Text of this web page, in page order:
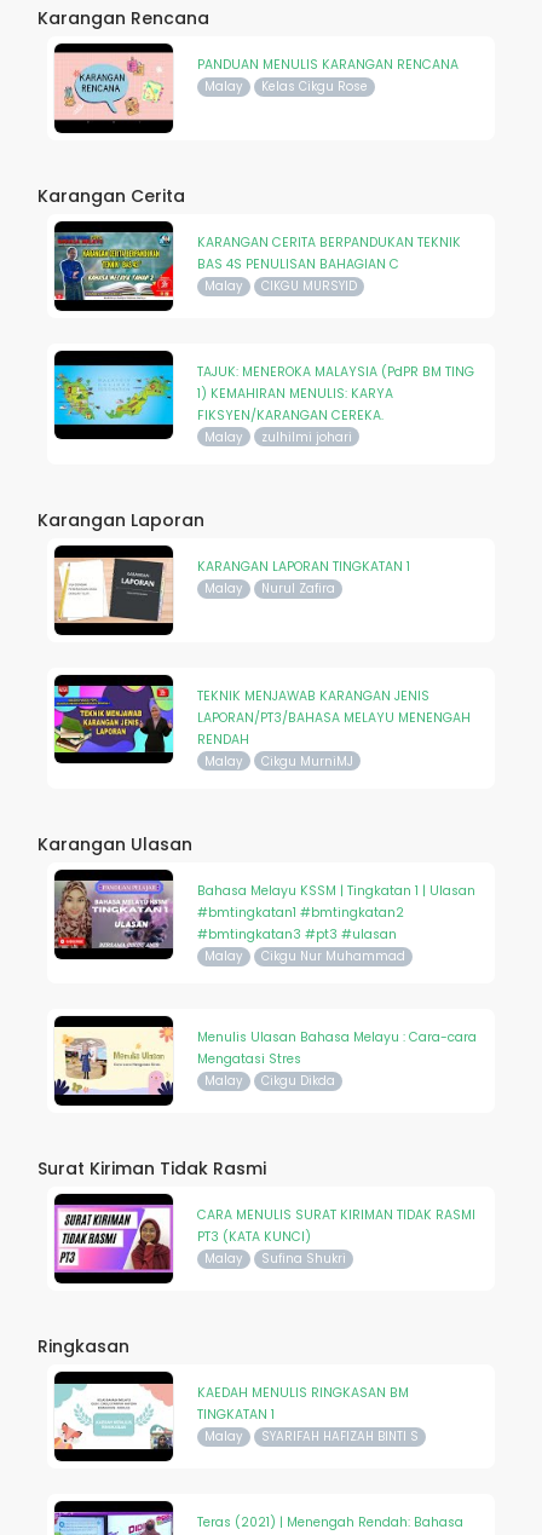
Karangan Rencana
PANDUAN MENULIS KARANGAN RENCANA
Malay Kelas Cikgu Rose
Karangan Cerita
KARANGAN CERITA BERPANDUKAN TEKNIK
BAS 4S PENULISAN BAHAGIAN C
Malay CIKGU MURSYID
TAJUK: MENEROKA MALAYSIA (PdPR BM TING
1) KEMAHIRAN MENULIS: KARYA
FIKSYEN/KARANGAN CEREKA.
Malay zulhilmi johari
Karangan Laporan
KARANGAN LAPORAN TINGKATAN 1
Malay Nurul Zafira
TEKNIK MENJAWAB KARANGAN JENIS
LAPORAN/PT3/BAHASA MELAYU MENENGAH
RENDAH
Malay Cikgu MurniMJ
Karangan Ulasan
Bahasa Melayu KSSM | Tingkatan 1 | Ulasan
#bmtingkatan1 #bmtingkatan2
#bmtingkatan3 #pt3 #ulasan
Malay Cikgu Nur Muhammad
Menulis Ulasan Bahasa Melayu : Cara-cara
Mengatasi Stres
Malay Cikgu Dikda
Surat Kiriman Tidak Rasmi
CARA MENULIS SURAT KIRIMAN TIDAK RASMI
PT3 (KATA KUNCI)
Malay Sufina Shukri
Ringkasan
KAEDAH MENULIS RINGKASAN BM
TINGKATAN 1
Malay SYARIFAH HAFIZAH BINTI S
Teras (2021) | Menengah Rendah: Bahasa